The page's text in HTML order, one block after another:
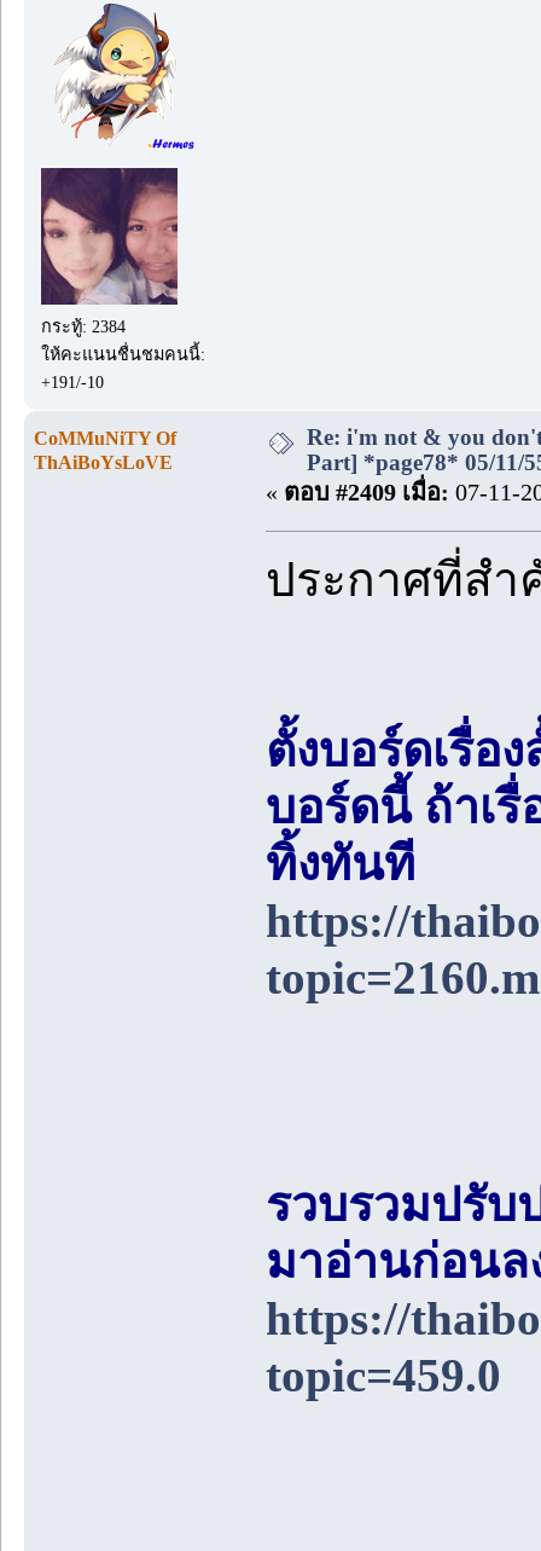
กระทู้: 2384
ให้คะแนนชื่นชมคนนี้:
+191/-10
CoMMuNiTY Of
ThAiBoYsLoVE
Re: i'm not & you
Part] *page78* 05/11/
« ตอบ #2409 เมื่อ: 07-11-
ประกาศที่ส
ตั้งบอร์ดเรื่อ
บอร์ดนี้ ถ้าเ
ทิ้งทันที
https://
รวบรวมปรับ
มาอ่านก่อน
https://
topic=459.0